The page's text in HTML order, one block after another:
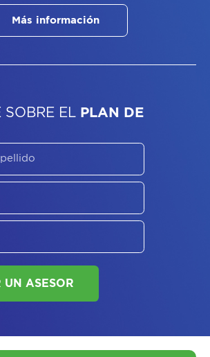
Más información
SOBREELPLAN DE